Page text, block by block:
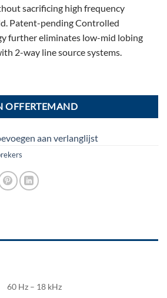
sacrificing high frequency
Patent-pending Controlled
further eliminates low-mid lobing
2-way line source systems.
OFFERTEMAND
aan verlanglijst
60 Hz – 18 kHz